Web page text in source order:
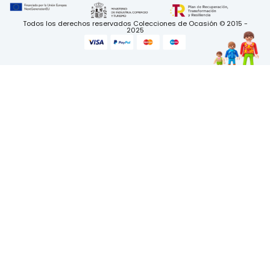
Todos los derechos reservados Colecciones de Ocasión © 2015 -
2025